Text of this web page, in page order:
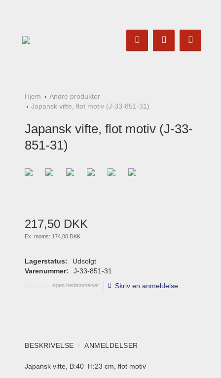
Hjem
Andre produkter
Japansk vifte, flot motiv (J-33-851-31)
Japansk vifte, flot motiv (J-33-
851-31)
217,50 DKK
Ex. moms: 174,00 DKK
Lagerstatus:
Udsolgt
Varenummer:
J-33-851-31
Ingen bedømmelser Skriv en anmeldelse
BESKRIVELSE ANMELDELSER
Japansk vifte, B:40 H:23 cm, flot motiv